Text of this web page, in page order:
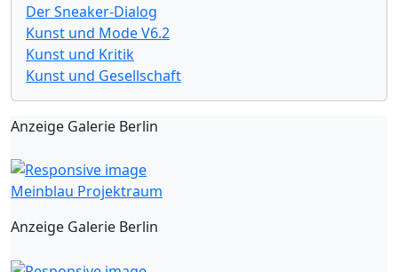
Der Sneaker-Dialog
Kunst und Mode V6.2
Kunst und Kritik
Kunst und Gesellschaft
Anzeige Galerie Berlin
Meinblau Projektraum
Anzeige Galerie Berlin